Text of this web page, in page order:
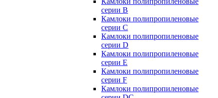
серии B
Камлоки полипропиленовые
серии C
Камлоки полипропиленовые
серии D
Камлоки полипропиленовые
серии Е
Камлоки полипропиленовые
серии F
Камлоки полипропиленовые